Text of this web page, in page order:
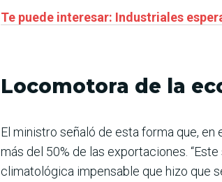
Te puede interesar: Industriales
Locomotora de la
El ministro señaló de esta forma que,
más del 50% de las exportaciones.
climatológica impensable que hizo que